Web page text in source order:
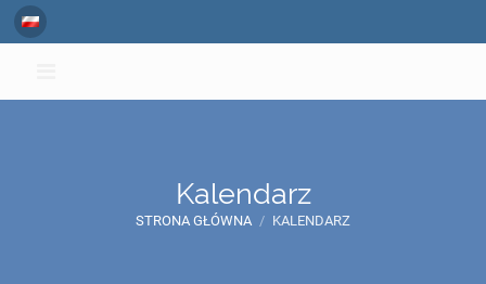
Kalendarz
STRONA GŁÓWNA / KALENDARZ